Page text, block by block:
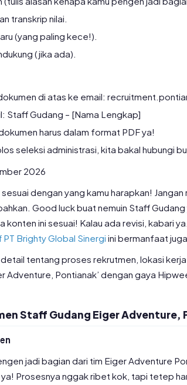
transkrip nilai.
(yang paling kece!).
(jika ada).
di atas ke email:
Staff Gudang – [Nama Lengkap]
harus dalam format PDF ya!
seleksi administrasi, kita bakal hubungi
2026
dengan yang kamu harapkan! Jangan
Good luck buat nemuin Staff
konten ini sesuai! Kalau ada revisi, kabari
Brighty Global Sinergi ini bermanfaat juga.
tentang proses rekrutmen, lokasi
Adventure, Pontianak’ dengan gaya
Staff Gudang Eiger Adventure,
jadi bagian dari tim Eiger Adventure
Prosesnya nggak ribet kok, tapi tetep